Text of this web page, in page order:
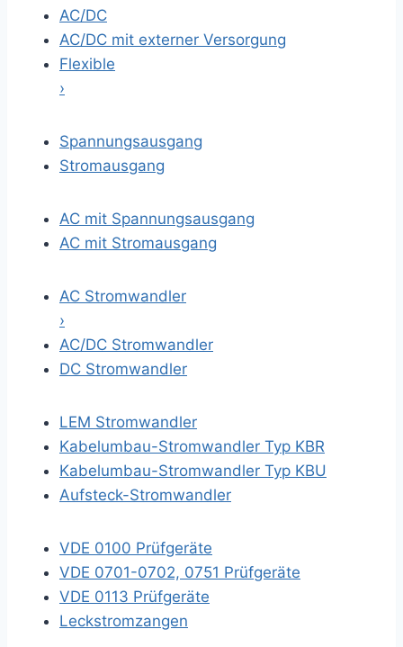
AC/DC
AC/DC mit externer Versorgung
Flexible
›
Spannungsausgang
Stromausgang
AC mit Spannungsausgang
AC mit Stromausgang
AC Stromwandler
›
AC/DC Stromwandler
DC Stromwandler
LEM Stromwandler
Kabelumbau-Stromwandler Typ KBR
Kabelumbau-Stromwandler Typ KBU
Aufsteck-Stromwandler
VDE 0100 Prüfgeräte
VDE 0701-0702, 0751 Prüfgeräte
VDE 0113 Prüfgeräte
Leckstromzangen